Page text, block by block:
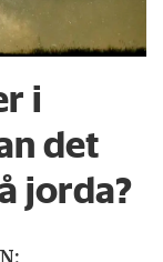
i
det
jorda?